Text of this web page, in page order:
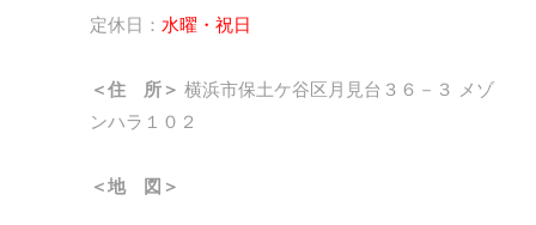
定休日： 水曜・祝日
＜住 所＞ 横浜市保土ケ谷区月見台３６－３ メゾ
ンハラ１０２
＜地 図＞